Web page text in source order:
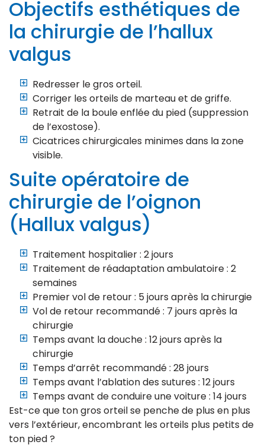
Objectifs esthétiques de
la chirurgie de l’hallux
valgus
Redresser le gros orteil.
Corriger les orteils de marteau et de griffe.
Retrait de la boule enflée du pied (suppression
de l’exostose).
Cicatrices chirurgicales minimes dans la zone
visible.
Suite opératoire de
chirurgie de l’oignon
(Hallux valgus)
Traitement hospitalier : 2 jours
Traitement de réadaptation ambulatoire : 2
semaines
Premier vol de retour : 5 jours après la chirurgie
Vol de retour recommandé : 7 jours après la
chirurgie
Temps avant la douche : 12 jours après la
chirurgie
Temps d’arrêt recommandé : 28 jours
Temps avant l’ablation des sutures : 12 jours
Temps avant de conduire une voiture : 14 jours
Est-ce que ton gros orteil se penche de plus en plus
vers l’extérieur, encombrant les orteils plus petits de
ton pied ?